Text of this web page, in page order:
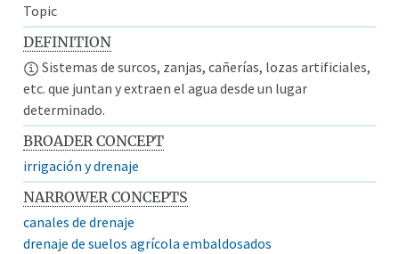
Topic
DEFINITION
Sistemas de surcos, zanjas, cañerías, lozas artificiales,
etc. que juntan y extraen el agua desde un lugar
determinado.
BROADER CONCEPT
irrigación y drenaje
NARROWER CONCEPTS
canales de drenaje
drenaje de suelos agrícola embaldosados